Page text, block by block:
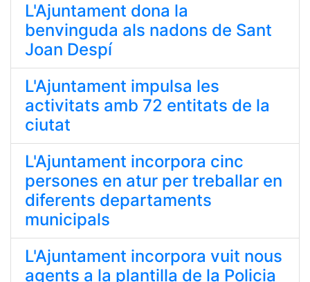
L'Ajuntament dona la
benvinguda als nadons de Sant
Joan Despí
L'Ajuntament impulsa les
activitats amb 72 entitats de la
ciutat
L'Ajuntament incorpora cinc
persones en atur per treballar en
diferents departaments
municipals
L'Ajuntament incorpora vuit nous
agents a la plantilla de la Policia